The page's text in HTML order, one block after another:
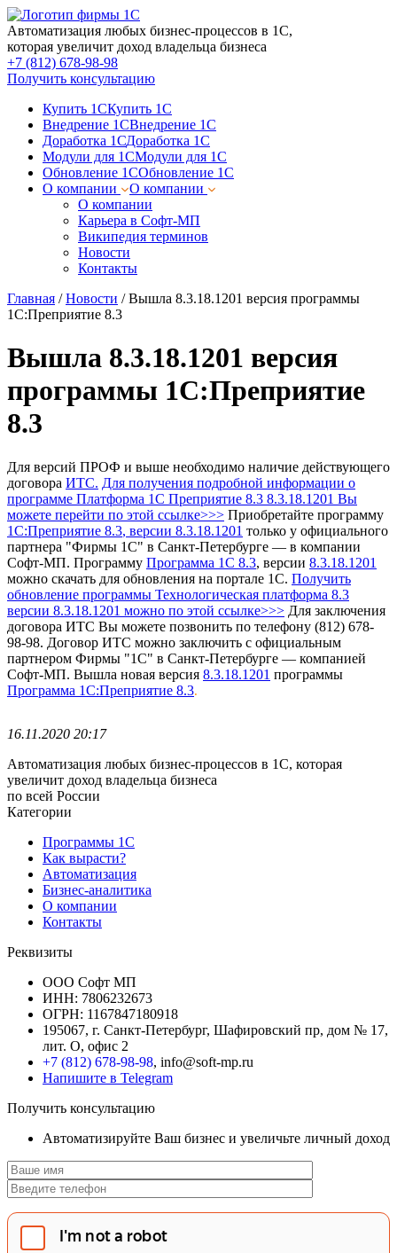
Автоматизация любых бизнес-процессов в 1С,
которая увеличит доход владельца бизнеса
+7 (812) 678-98-98
Получить консультацию
Купить 1СКупить 1С
Внедрение 1СВнедрение 1С
Доработка 1СДоработка 1С
Модули для 1СМодули для 1С
Обновление 1СОбновление 1С
О компании
О компании
О компании
Карьера в Софт-МП
Википедия терминов
Новости
Контакты
Главная /Новости /Вышла 8.3.18.1201 версия программы
1С:Преприятие 8.3
Вышла 8.3.18.1201 версия
программы 1С:Преприятие
8.3
Для версий ПРОФ и выше необходимо наличие действующего
договора ИТС. Для получения подробной информации о
программе Платформа 1С Преприятие 8.3 8.3.18.1201 Вы
можете перейти по этой ссылке>>> Приобретайте программу
1С:Преприятие 8.3, версии 8.3.18.1201 только у официального
партнера "Фирмы 1С" в Санкт-Петербурге — в компании
Софт-МП. Программу Программа 1С 8.3, версии 8.3.18.1201
можно скачать для обновления на портале 1С. Получить
обновление программы Технологическая платформа 8.3
версии 8.3.18.1201 можно по этой ссылке>>> Для заключения
договора ИТС Вы можете позвонить по телефону (812) 678-
98-98. Договор ИТС можно заключить с официальным
партнером Фирмы "1С" в Санкт-Петербурге — компанией
Софт-МП. Вышла новая версия 8.3.18.1201 программы
Программа 1С:Преприятие 8.3.
16.11.2020 20:17
Автоматизация любых бизнес-процессов в 1С, которая
увеличит доход владельца бизнеса
по всей России
Категории
Программы 1С
Как вырасти?
Автоматизация
Бизнес-аналитика
О компании
Контакты
Реквизиты
ООО Софт МП
ИНН: 7806232673
ОГРН: 1167847180918
195067, г. Санкт-Петербург, Шафировский пр, дом № 17,
лит. О, офис 2
+7 (812) 678-98-98, info@soft-mp.ru
Напишите в Telegram
Получить консультацию
Автоматизируйте Ваш бизнес и увеличьте личный доход